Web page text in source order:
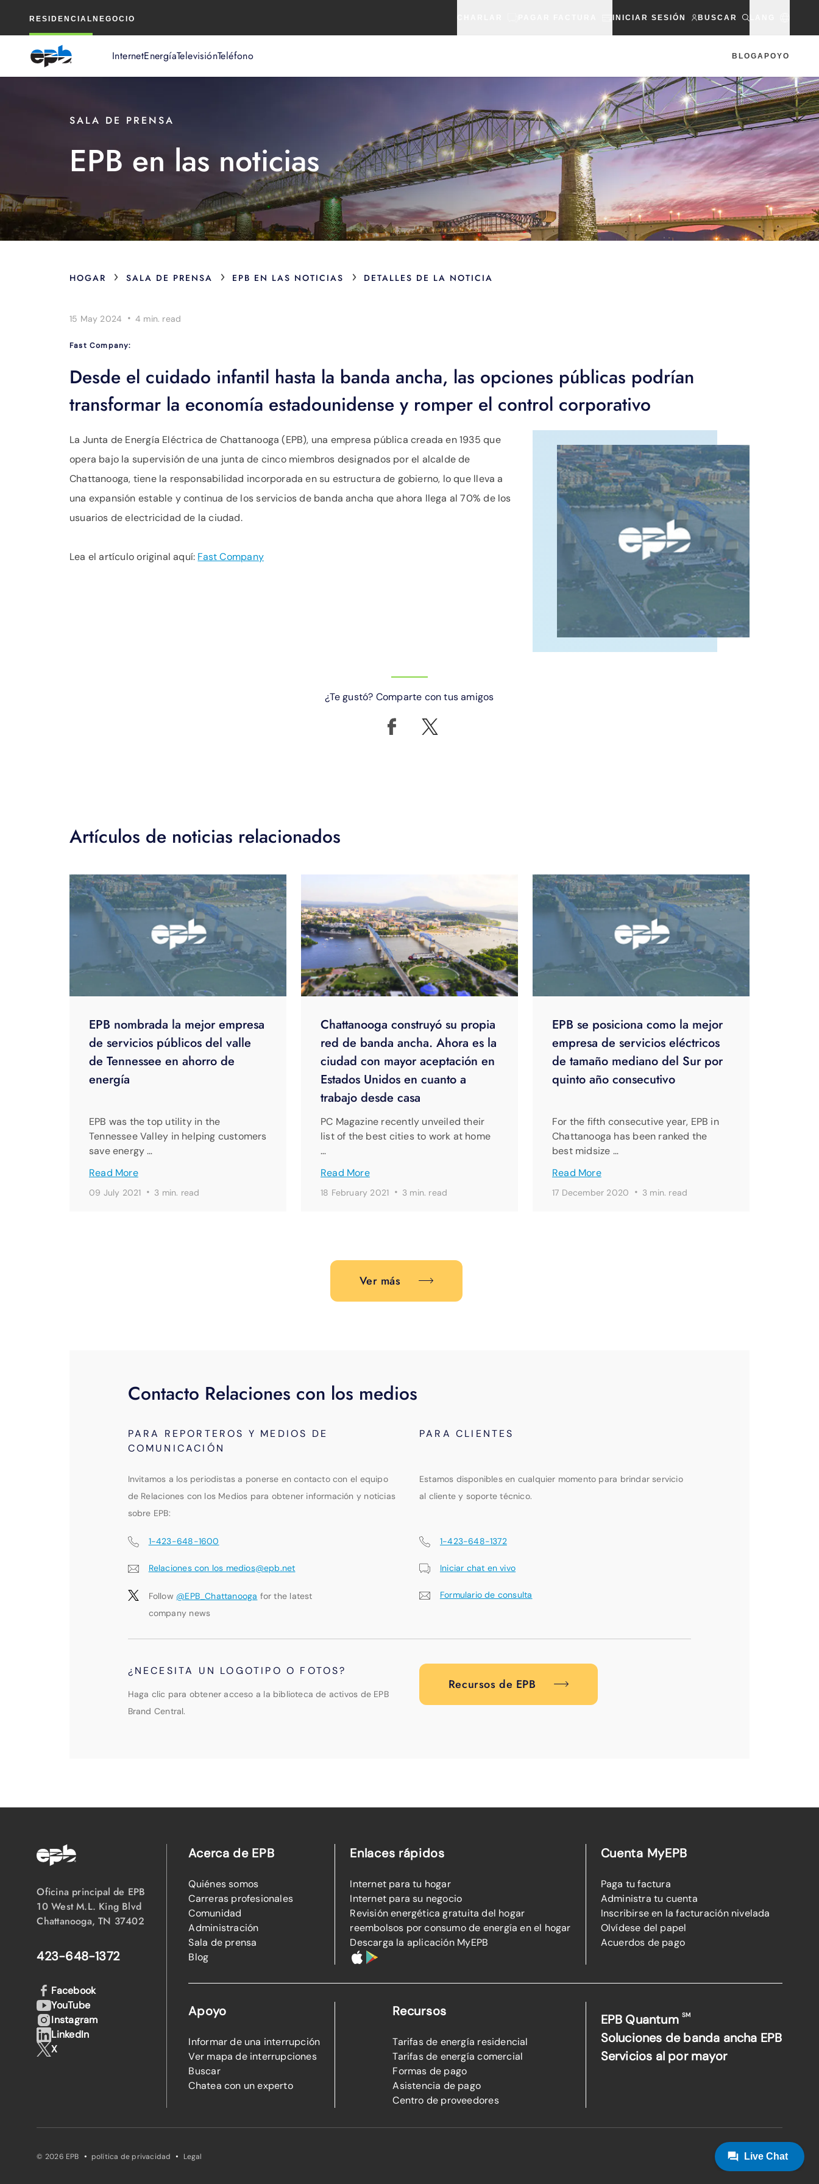
RESIDENCIAL NEGOCIO INICIAR SESIÓN BUSCAR
InternetEnergíaTelevisiónTeléfono BLOGAPOYO
principal
SALA DE PRENSA
EPB en las noticias
HOGAR › SALA DE PRENSA › EPB EN LAS NOTICIAS › DETALLES DE LA NOTICIA
15 May 2024 · 4 min. read
Fast Company:
Desde el cuidado infantil hasta la banda ancha, las opciones públicas podrían
transformar la economía estadounidense y romper el control corporativo
La Junta de Energía Eléctrica de Chattanooga (EPB), una empresa pública creada en 1935 que
opera bajo la supervisión de una junta de cinco miembros designados por el alcalde de
Chattanooga, tiene la responsabilidad incorporada en su estructura de gobierno, lo que lleva a
una expansión estable y continua de los servicios de banda ancha que ahora llega al 70% de los
usuarios de electricidad de la ciudad.
Lea el artículo original aquí: Fast Company
¿Te gustó? Comparte con tus amigos
Artículos de noticias relacionados
EPB nombrada la mejor empresa
de servicios públicos del valle
de Tennessee en ahorro de
energía
Chattanooga construyó su propia
red de banda ancha. Ahora es la
ciudad con mayor aceptación en
Estados Unidos en cuanto a
trabajo desde casa
EPB se posiciona como la mejor
empresa de servicios eléctricos
de tamaño mediano del Sur por
quinto año consecutivo
EPB was the top utility in the
Tennessee Valley in helping customers
save energy …
PC Magazine recently unveiled their
list of the best cities to work at home
…
For the fifth consecutive year, EPB in
Chattanooga has been ranked the
best midsize …
Read More
Read More Read More
09 July 2021 · 3 min. read 18 February 2021 · 3 min. read 17 December 2020 · 3 min. read
Ver más
Contacto Relaciones con los medios
PARA REPORTEROS Y MEDIOS DE
COMUNICACIÓN
PARA CLIENTES
Invitamos a los periodistas a ponerse en contacto con el equipo
de Relaciones con los Medios para obtener información y noticias
sobre EPB:
Estamos disponibles en cualquier momento para brindar servicio
al cliente y soporte técnico.
1-423-648-1600
Relaciones con los medios@epb.net
Follow @EPB_Chattanooga for the latest
company news
1-423-648-1372
Iniciar chat en vivo
Formulario de consulta
¿NECESITA UN LOGOTIPO O FOTOS?
Haga clic para obtener acceso a la biblioteca de activos de EPB
Brand Central.
Recursos de EPB
Oficina principal de EPB
10 West M.L. King Blvd
Chattanooga, TN 37402
423-648-1372
Acerca de EPB
Quiénes somos
Carreras profesionales
Comunidad
Administración
Sala de prensa
Blog
Enlaces rápidos
Internet para tu hogar
Internet para su negocio
Revisión energética gratuita del hogar
reembolsos por consumo de energía en el hogar
Descarga la aplicación MyEPB
Cuenta MyEPB
Paga tu factura
Administra tu cuenta
Inscribirse en la facturación nivelada
Olvídese del papel
Acuerdos de pago
Apoyo
Informar de una interrupción
Ver mapa de interrupciones
Buscar
Chatea con un experto
Recursos
Tarifas de energía residencial
Tarifas de energía comercial
Formas de pago
Asistencia de pago
Centro de proveedores
EPB QuantumSM
Soluciones de banda ancha EPB
Servicios al por mayor
Facebook
YouTube
Instagram
LinkedIn
X
© 2026 EPB · política de privacidad · Legal